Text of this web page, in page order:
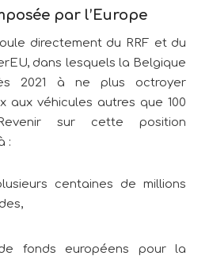
par l’Europe
directement du RRF et du
dans lesquels la Belgique
2021 à ne plus octroyer
aux véhicules autres que 100
sur cette position
:
centaines de millions
fonds européens pour la